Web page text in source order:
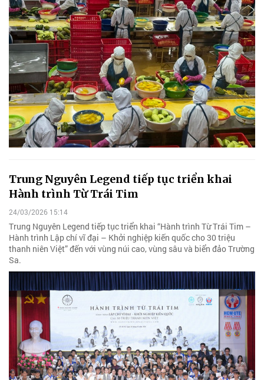
Trung Nguyên Legend tiếp tục triển khai
Hành trình Từ Trái Tim
24/03/2026 15:14
Trung Nguyên Legend tiếp tục triển khai “Hành trình Từ Trái Tim –
Hành trình Lập chí vĩ đại – Khởi nghiệp kiến quốc cho 30 triệu
thanh niên Việt” đến với vùng núi cao, vùng sâu và biển đảo Trường
Sa.